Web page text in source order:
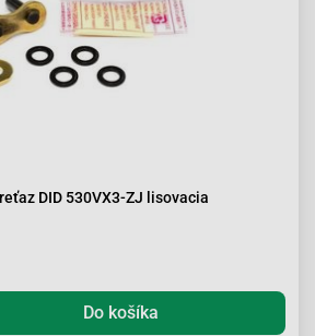
DID 530VX3-ZJ lisovacia
Do košíka